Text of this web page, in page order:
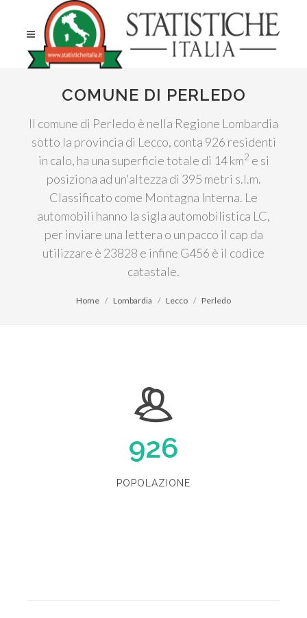
COMUNE DI PERLEDO
Il comune di Perledo è nella Regione Lombardia
sotto la provincia di Lecco, conta 926 residenti
in calo, ha una superficie totale di 14 km2 e si
posiziona ad un'altezza di 395 metri s.l.m.
Classificato come Montagna Interna. Le
automobili hanno la sigla automobilistica LC,
per inviare una lettera o un pacco il cap da
utilizzare è 23828 e infine G456 è il codice
catastale.
Home Lombardia Lecco Perledo
926
POPOLAZIONE